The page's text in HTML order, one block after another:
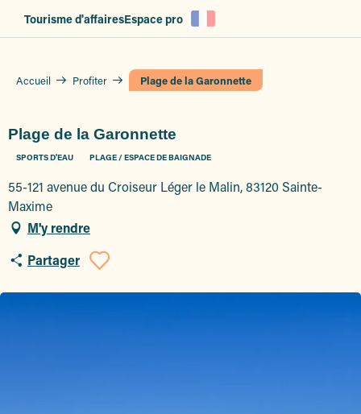
Tourisme d'affairesEspace pro
Accueil Profiter Plage de la Garonnette
Plage de la Garonnette
SPORTS D'EAU PLAGE / ESPACE DE BAIGNADE
55-121 avenue du Croiseur Léger le Malin, 83120 Sainte-
Maxime
M'y rendre
Partager
Ajouter aux favoris